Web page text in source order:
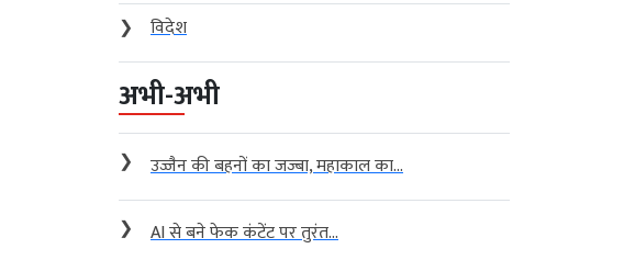
❯
विदेश
अभी-अभी
❯ उज्जैन की बहनों का जज्बा, महाकाल का...
❯ AI से बने फेक कंटेंट पर तुरंत...